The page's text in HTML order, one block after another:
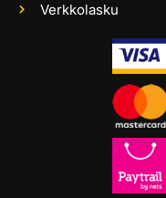
Verkkolasku